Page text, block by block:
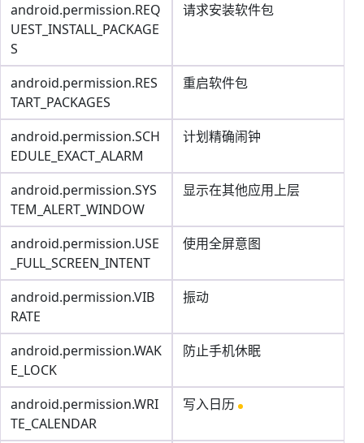
android.permission.REQ
UEST_INSTALL_PACKAGE
S
请求安装软件包
android.permission.RES
TART_PACKAGES
重启软件包
android.permission.SCH
EDULE_EXACT_ALARM
计划精确闹钟
android.permission.SYS
TEM_ALERT_WINDOW
显示在其他应用上层
android.permission.USE
_FULL_SCREEN_INTENT
使用全屏意图
android.permission.VIB
RATE
振动
android.permission.WAK
E_LOCK
防止手机休眠
android.permission.WRI
TE_CALENDAR
写入日历